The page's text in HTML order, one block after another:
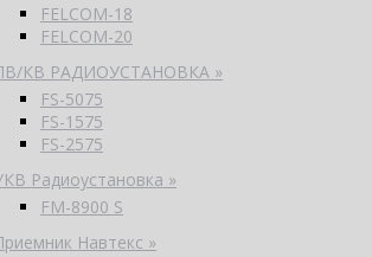
FELCOM-18
FELCOM-20
КВ РАДИОУСТАНОВКА »
FS-5075
FS-1575
FS-2575
Радиоустановка »
FM-8900 S
Навтекс »